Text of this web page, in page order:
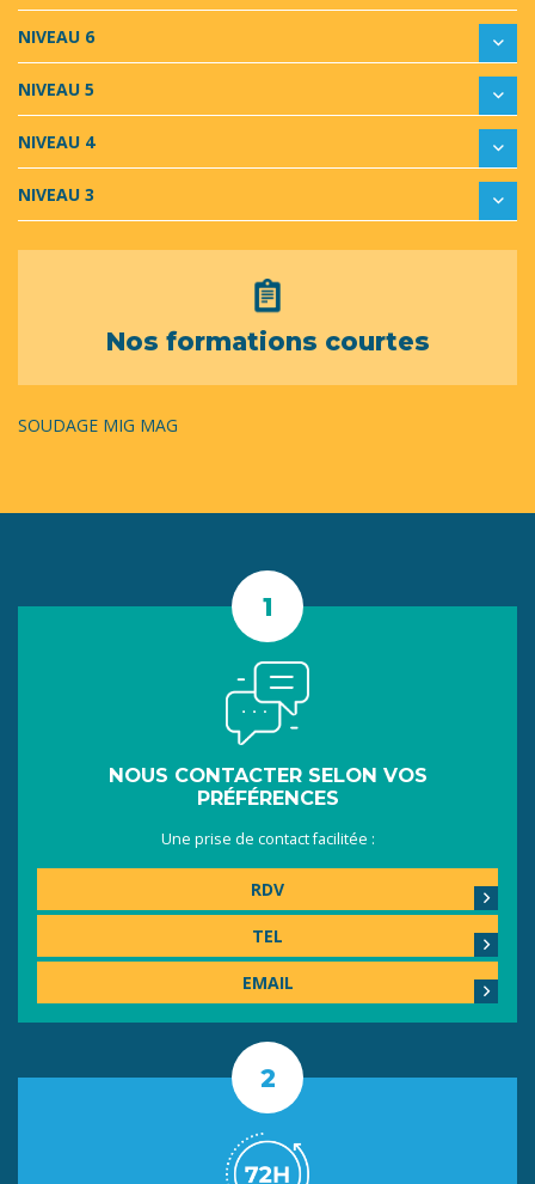
NIVEAU 6
NIVEAU 5
NIVEAU 4
NIVEAU 3
Nos formations courtes
SOUDAGE MIG MAG
NOUS CONTACTER SELON VOS
PRÉFÉRENCES
Une prise de contact facilitée :
RDV
TEL
EMAIL